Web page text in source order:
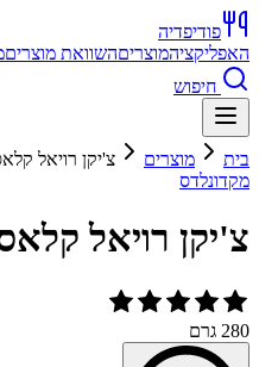
פודיפדיה
האפליקציהמוצריםהשוואת מוצרים
חיפוש
בית מוצרים
צ'יקן רויאל
מקדונלדס
צ'יקן רויאל
280 גרם